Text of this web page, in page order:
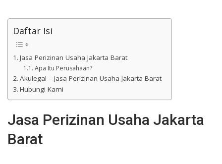
Daftar Isi
Jasa Perizinan Usaha Jakarta Barat
Apa Itu Perusahaan?
Akulegal – Jasa Perizinan Usaha Jakarta Barat
Hubungi Kami
Jasa Perizinan Usaha Jakarta
Barat